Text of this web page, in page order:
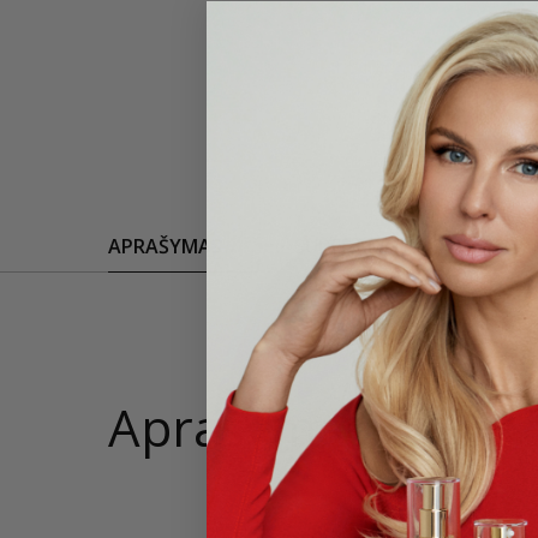
APRAŠYMAS SUDEDAMOSIOS DALYS
Aprašymas
Laisvo
Modelis